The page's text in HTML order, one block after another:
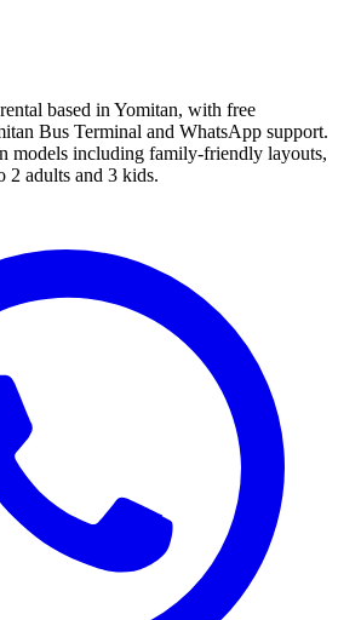
based in Yomitan, with free
Bus Terminal and WhatsApp support.
models including family-friendly layouts,
2 adults and 3 kids.